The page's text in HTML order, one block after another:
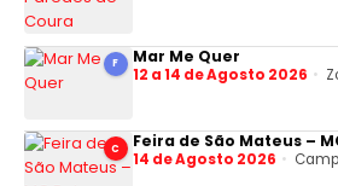
F Mar Me Quer
12 a 14 de Agosto 2026
C Feira de São Mateus –
14 de Agosto 2026